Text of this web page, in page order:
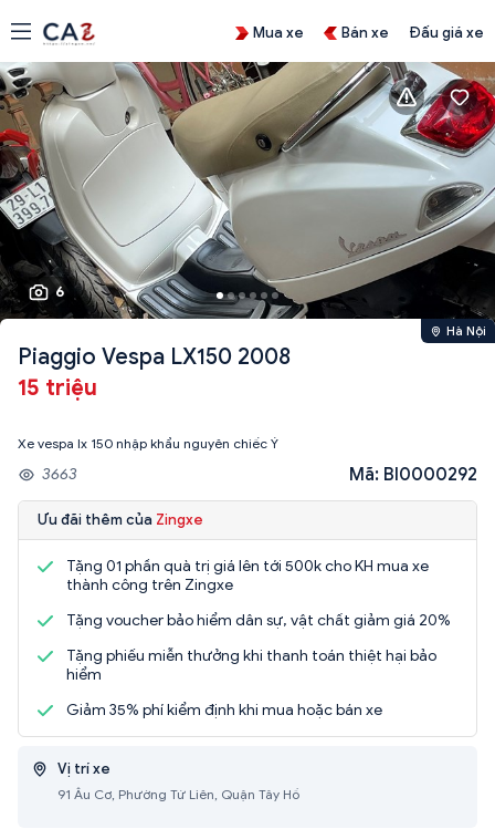
Mua xe Bán xe Đấu giá xe
6
Hà Nội
Piaggio Vespa LX150 2008
15 triệu
Xe vespa lx 150 nhập khẩu nguyên chiếc Ý
3663 Mã: BI0000292
Ưu đãi thêm của Zingxe
Tặng 01 phần quà trị giá lên tới 500k cho KH mua xe
thành công trên Zingxe
Tặng voucher bảo hiểm dân sự, vật chất giảm giá 20%
Tặng phiếu miễn thưởng khi thanh toán thiệt hại bảo
hiểm
Giảm 35% phí kiểm định khi mua hoặc bán xe
Vị trí xe
91 Âu Cơ, Phường Tứ Liên, Quận Tây Hồ